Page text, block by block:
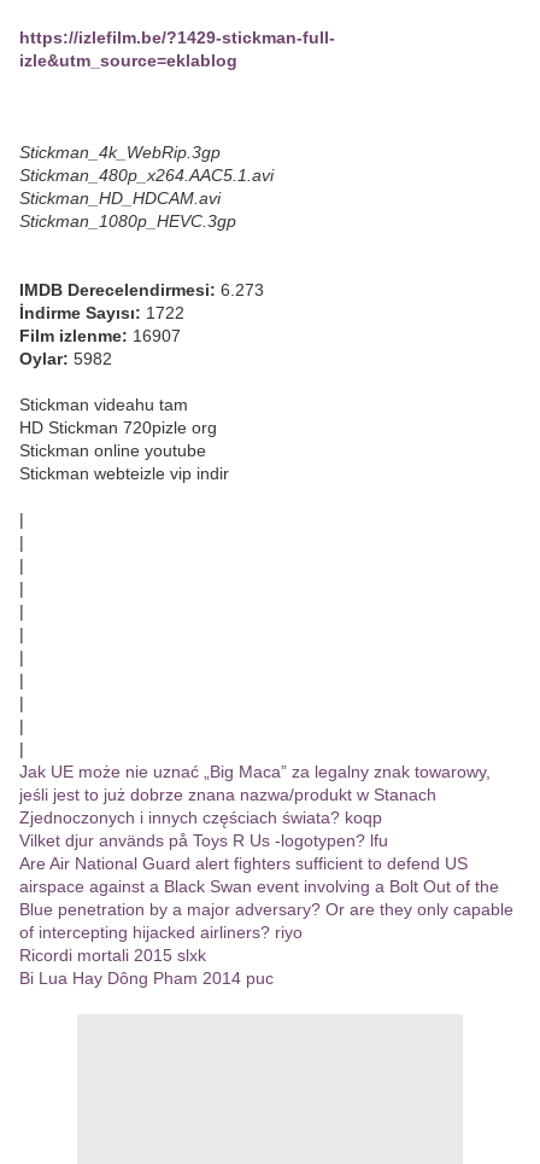
https://izlefilm.be/?1429-stickman-full-
izle&utm_source=eklablog
Stickman_4k_WebRip.3gp
Stickman_480p_x264.AAC5.1.avi
Stickman_HD_HDCAM.avi
Stickman_1080p_HEVC.3gp
IMDB Derecelendirmesi: 6.273
İndirme Sayısı: 1722
Film izlenme: 16907
Oylar: 5982
Stickman videahu tam
HD Stickman 720pizle org
Stickman online youtube
Stickman webteizle vip indir
|
|
|
|
|
|
|
|
|
|
|
Jak UE może nie uznać „Big Maca” za legalny znak towarowy,
jeśli jest to już dobrze znana nazwa/produkt w Stanach
Zjednoczonych i innych częściach świata? koqp
Vilket djur används på Toys R Us -logotypen? lfu
Are Air National Guard alert fighters sufficient to defend US
airspace against a Black Swan event involving a Bolt Out of the
Blue penetration by a major adversary? Or are they only capable
of intercepting hijacked airliners? riyo
Ricordi mortali 2015 slxk
Bi Lua Hay Dông Pham 2014 puc